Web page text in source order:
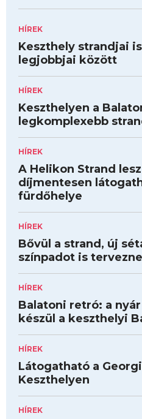
HÍREK
Keszthely strandjai
legjobbjai között
HÍREK
Keszthelyen a
legkomplexebb
HÍREK
A Helikon Strand
díjmentesen
fürdőhelye
HÍREK
Bővül a strand, új
színpadot is
HÍREK
Balatoni retró: a
készül a keszthelyi
HÍREK
Látogatható a
Keszthelyen
HÍREK